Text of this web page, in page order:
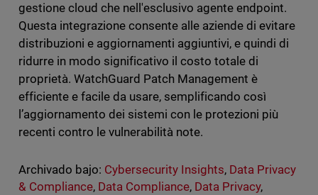
gestione cloud che nell'esclusivo agente endpoint.
Questa integrazione consente alle aziende di evitare
distribuzioni e aggiornamenti aggiuntivi, e quindi di
ridurre in modo significativo il costo totale di
proprietà. WatchGuard Patch Management è
efficiente e facile da usare, semplificando così
l’aggiornamento dei sistemi con le protezioni più
recenti contro le vulnerabilità note.
Archivado bajo: Cybersecurity Insights, Data Privacy
& Compliance, Data Compliance, Data Privacy,